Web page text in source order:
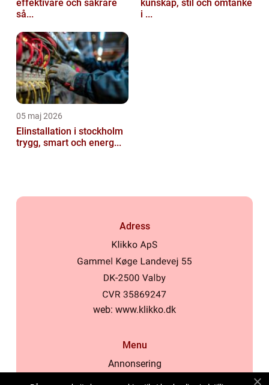
effektivare och säkrare
så...
kunskap, stil och omtanke
i ...
05 maj 2026
Elinstallation i stockholm
trygg, smart och energ...
Adress
web: www.klikko.dk
Menu
Annonsering